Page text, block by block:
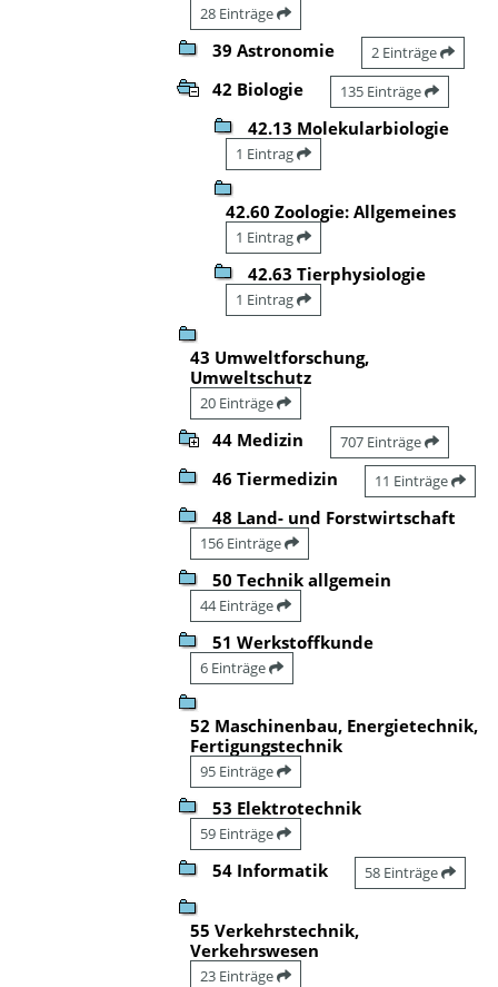
28 Einträge
39 Astronomie 2 Einträge
42 Biologie 135 Einträge
42.13 Molekularbiologie
1 Eintrag
42.60 Zoologie: Allgemeines
1 Eintrag
42.63 Tierphysiologie
1 Eintrag
43 Umweltforschung,
Umweltschutz
20 Einträge
44 Medizin 707 Einträge
46 Tiermedizin 11 Einträge
48 Land- und Forstwirtschaft
156 Einträge
50 Technik allgemein
44 Einträge
51 Werkstoffkunde
6 Einträge
52 Maschinenbau, Energietechnik,
Fertigungstechnik
95 Einträge
53 Elektrotechnik
59 Einträge
54 Informatik 58 Einträge
55 Verkehrstechnik,
Verkehrswesen
23 Einträge